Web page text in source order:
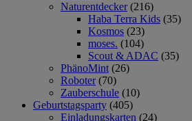
Naturentdecker (216)
Haba Terra Kids (35)
Kosmos (23)
moses. (104)
Scout & ADAC (35)
PhänoMint (26)
Roboter (70)
Zauberschule (10)
Geburtstagsparty (405)
Einladungskarten (24)